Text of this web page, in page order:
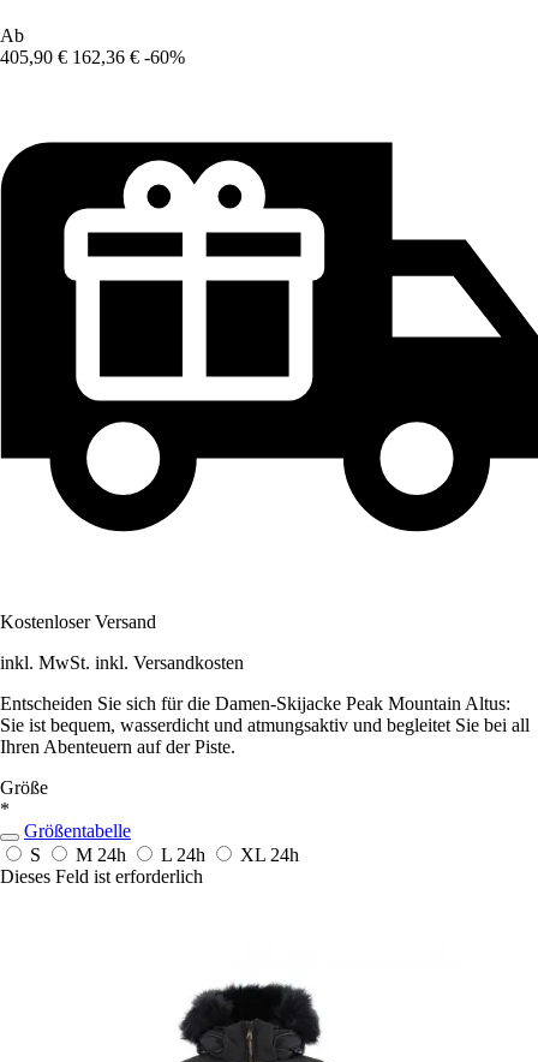
Ab
405,90 € 162,36 € -60%
Kostenloser Versand
inkl. MwSt. inkl. Versandkosten
Entscheiden Sie sich für die Damen-Skijacke Peak Mountain Altus:
Sie ist bequem, wasserdicht und atmungsaktiv und begleitet Sie bei all
Ihren Abenteuern auf der Piste.
Größe
*
Größentabelle
S
M 24h L 24h XL 24h
Dieses Feld ist erforderlich